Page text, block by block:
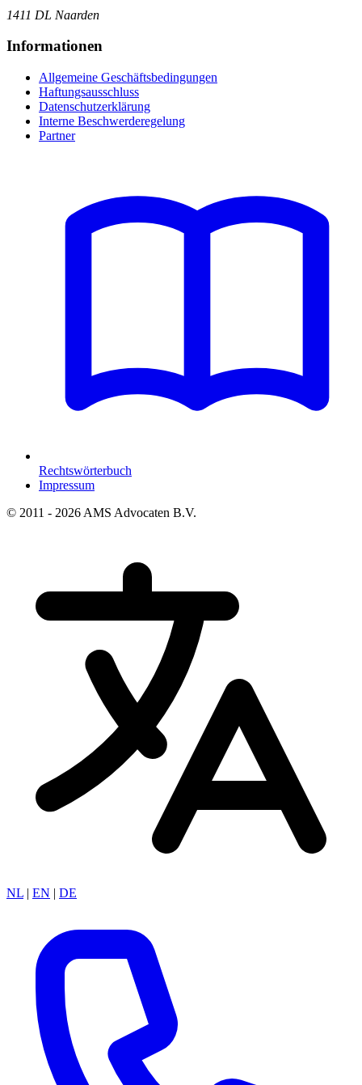
1411 DL Naarden
Informationen
Allgemeine Geschäftsbedingungen
Haftungsausschluss
Datenschutzerklärung
Interne Beschwerderegelung
Partner
Rechtswörterbuch
Impressum
© 2011 - 2026 AMS Advocaten B.V.
NL | EN | DE